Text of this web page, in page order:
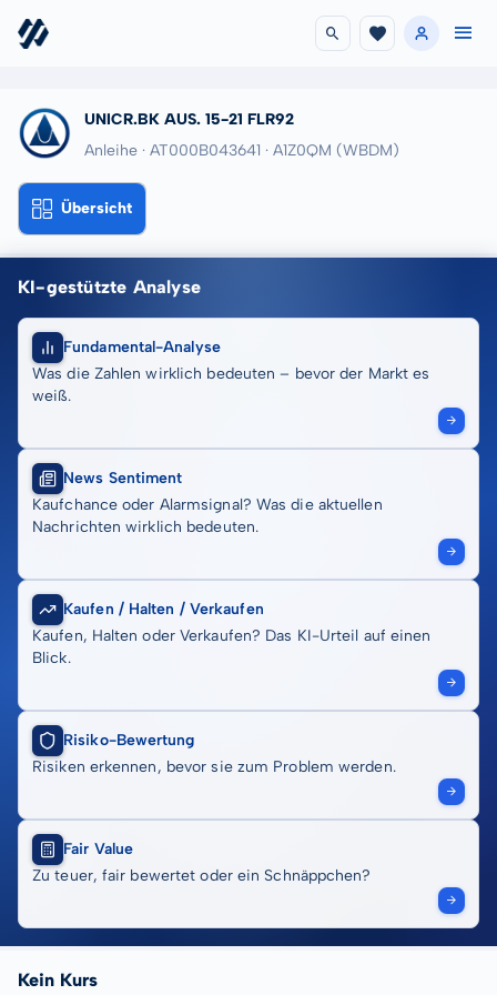
UNICR.BK AUS. 15-21 FLR92
Anleihe · AT000B043641 · A1Z0QM (WBDM)
Übersicht
KI-gestützte Analyse
Fundamental-Analyse
Was die Zahlen wirklich bedeuten – bevor der Markt es
weiß.
News Sentiment
Kaufchance oder Alarmsignal? Was die aktuellen
Nachrichten wirklich bedeuten.
Kaufen / Halten / Verkaufen
Kaufen, Halten oder Verkaufen? Das KI-Urteil auf einen
Blick.
Risiko-Bewertung
Risiken erkennen, bevor sie zum Problem werden.
Fair Value
Zu teuer, fair bewertet oder ein Schnäppchen?
Kein Kurs